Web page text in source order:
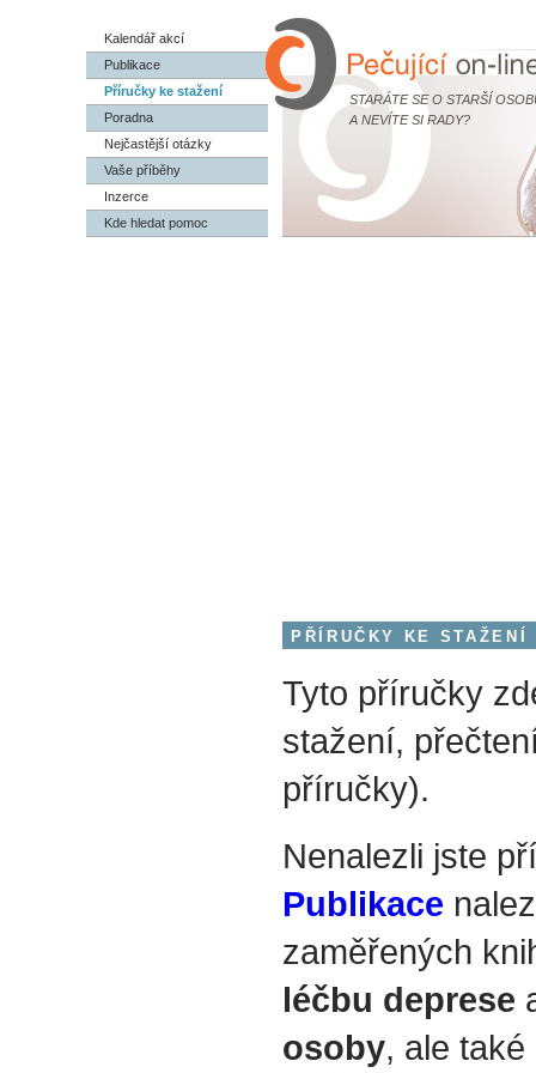
STARÁTE SE O STARŠÍ
A NEVÍTE SI RADY?
Kalendář akcí
Publikace
Příručky ke stažení
Poradna
Nejčastější otázky
Vaše příběhy
Inzerce
Kde hledat pomoc
PŘÍRUČKY KE STAŽENÍ
Tyto příručky
stažení,
příručky).
Nenalezli jste
Publikace
zaměřených
léčbu deprese
osoby, ale